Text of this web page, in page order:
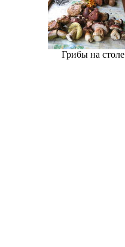
Грибы на столе